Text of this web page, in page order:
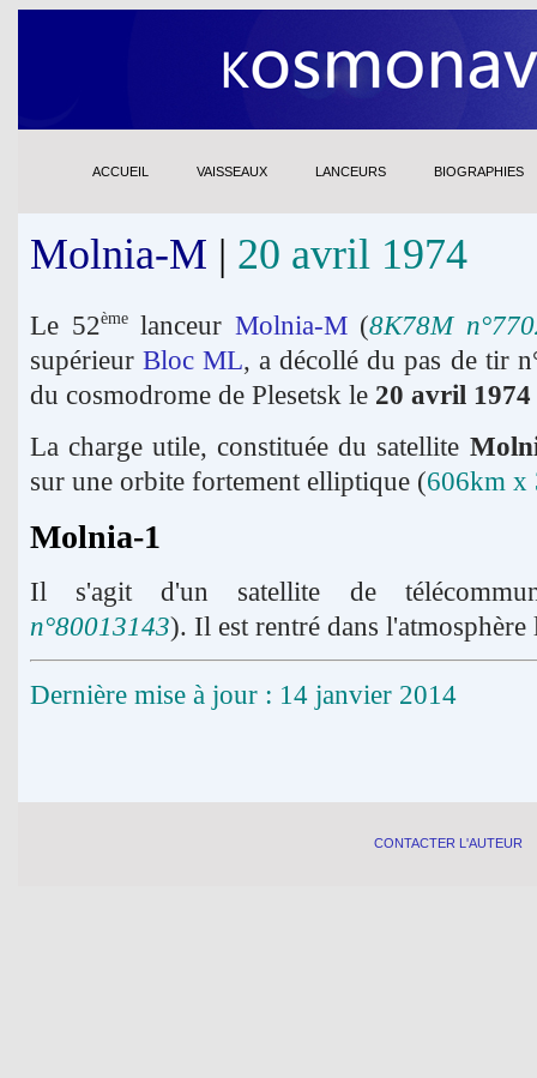
ACCUEIL VAISSEAUX LANCEURS BIOGRAPHIES
Molnia-M | 20 avril 1974
Le 52èmelanceur Molnia-M(8K78M
supérieurBloc ML, a décollé du pas de tir
du cosmodrome de Plesetsk le 20 avril 1974
La charge utile, constituée du satellite
sur une orbite fortement elliptique (606km x
Molnia-1
Il s'agit d'un satellite de
n°80013143). Il est rentré dans
Dernière mise à jour : 14 janvier 2014
CONTACTER L'AUTEUR